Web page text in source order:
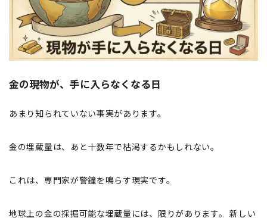
金の現物が、手に入らなくなる日
あまり知られていない事実があります。
金の埋蔵量は、あと十数年で枯渇するかもしれない。
これは、専門家が警鐘を鳴らす現実です。
地球上の金の採掘可能な埋蔵量には、限りがあります。 新しい